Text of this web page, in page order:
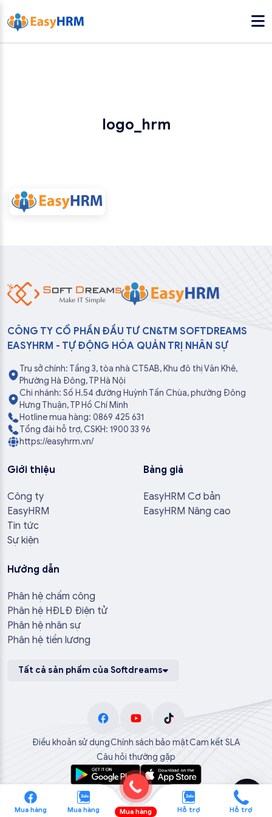
logo_hrm
CÔNG TY CỔ PHẦN ĐẦU TƯ CN&TM SOFTDREAMS
EASYHRM - TỰ ĐỘNG HÓA QUẢN TRỊ NHÂN SỰ
Trụ sở chính: Tầng 3, tòa nhà CT5AB, Khu đô thị Văn Khê,
Phường Hà Đông, TP Hà Nội
Chi nhánh: Số H.54 đường Huỳnh Tấn Chùa, phường Đông
Hưng Thuận, TP Hồ Chí Minh
Hotline mua hàng: 0869 425 631
Tổng đài hỗ trợ, CSKH: 1900 33 96
https://easyhrm.vn/
Giới thiệu
Công ty
EasyHRM
Tin tức
Sự kiện
Bảng giá
EasyHRM Cơ bản
EasyHRM Nâng cao
Hướng dẫn
Phân hệ chấm công
Phân hệ HĐLĐ Điện tử
Phân hệ nhân sự
Phân hệ tiền lương
Tất cả sản phẩm của Softdreams
Điều khoản sử dụngChính sách bảo mậtCam kết SLA
Câu hỏi thường gặp
Mua hàng Mua hàng Mua hàng Hỗ trợ Hỗ trợ